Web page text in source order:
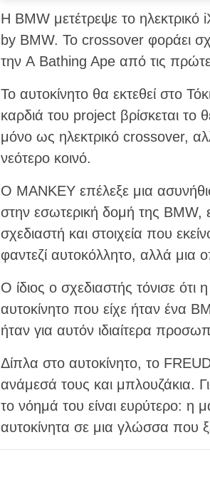
Η BMW μετέτρεψε το
by BMW. Το crossover φοράει
την A Bathing Ape από τις
Το αυτοκίνητο θα εκτεθεί στο
καρδιά του project βρίσκεται το
μόνο ως ηλεκτρικό crossover,
νεότερο κοινό.
Ο MANKEY επέλεξε μια
στην εσωτερική δομή της
σχεδιαστή και στοιχεία που
φαντεζί αυτοκόλλητο, αλλά μια
Ο ίδιος ο σχεδιαστής τόνισε ότι
αυτοκίνητο που είχε ήταν ένα
ήταν για αυτόν ιδιαίτερα
Δίπλα στο αυτοκίνητο, το
ανάμεσά τους και μπλουζάκια.
το νόημά του είναι ευρύτερο: η
αυτοκίνητα σε μια γλώσσα που